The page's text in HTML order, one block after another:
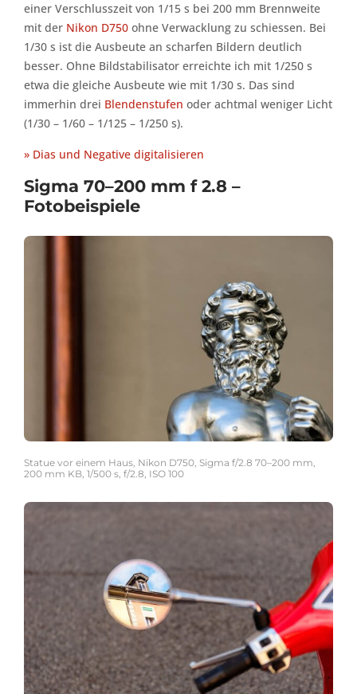
einer Verschlusszeit von 1/15 s bei 200 mm Brennweite
mit der Nikon D750 ohne Verwacklung zu schiessen. Bei
1/30 s ist die Ausbeute an scharfen Bildern deutlich
besser. Ohne Bildstabilisator erreichte ich mit 1/250 s
etwa die gleiche Ausbeute wie mit 1/30 s. Das sind
immerhin drei Blendenstufen oder achtmal weniger Licht
(1/30 – 1/60 – 1/125 – 1/250 s).
» Dias und Negative digitalisieren
Sigma 70–200 mm f 2.8 –
Fotobeispiele
Statue vor einem Haus, Nikon D750, Sigma f/2.8 70–200 mm,
200 mm KB, 1/500 s, f/2.8, ISO 100